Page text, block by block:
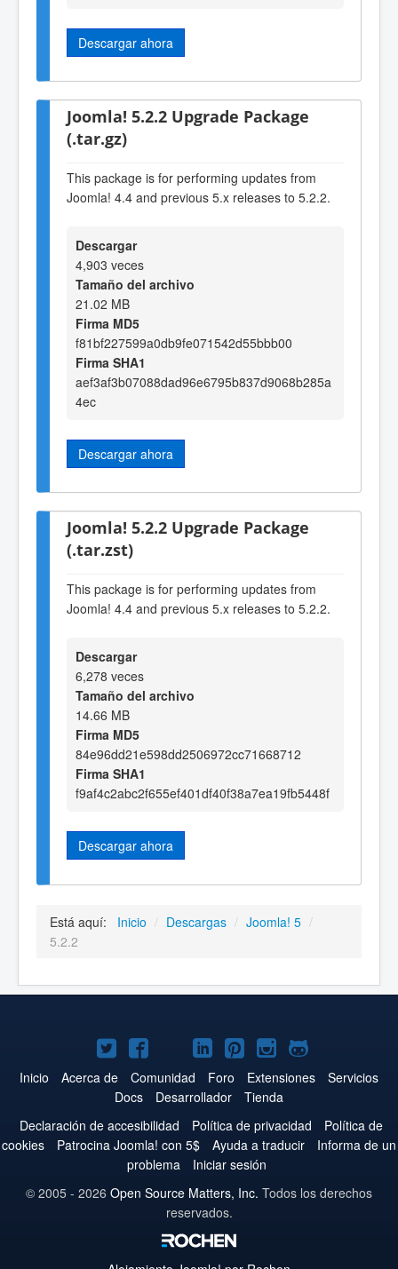
Descargar ahora
Joomla! 5.2.2 Upgrade Package
(.tar.gz)
This package is for performing updates from
Joomla! 4.4 and previous 5.x releases to 5.2.2.
Descargar
4,903 veces
Tamaño del archivo
21.02 MB
Firma MD5
f81bf227599a0db9fe071542d55bbb00
Firma SHA1
aef3af3b07088dad96e6795b837d9068b285a
4ec
Descargar ahora
Joomla! 5.2.2 Upgrade Package
(.tar.zst)
This package is for performing updates from
Joomla! 4.4 and previous 5.x releases to 5.2.2.
Descargar
6,278 veces
Tamaño del archivo
14.66 MB
Firma MD5
84e96dd21e598dd2506972cc71668712
Firma SHA1
f9af4c2abc2f655ef401df40f38a7ea19fb5448f
Descargar ahora
Está aquí: Inicio / Descargas / Joomla! 5 /
5.2.2
Joomla!
en
Twitter
Joomla!
en
Facebook
Joomla!
en
YouTube
Joomla!
en
LinkedIn
Joomla!
en
Pinterest
Joomla!
en
Instagram
Joomla!
en
Inicio Acerca de Comunidad Foro Extensiones
Servicios
Docs
Desarrollador
Tienda
Declaración de accesibilidad
Política de privacidad
Política de
cookies
Patrocina Joomla! con 5$ Ayuda a traducir
Informa de un
problema
Iniciar sesión
© 2005 - 2026 Open Source Matters, Inc. Todos los derechos
reservados.